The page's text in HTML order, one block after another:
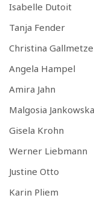
Isabelle Dutoit
Tanja Fender
Christina
Angela Hampel
Amira Jahn
Malgosia Jankowska
Gisela Krohn
Werner Liebmann
Justine Otto
Karin Pliem